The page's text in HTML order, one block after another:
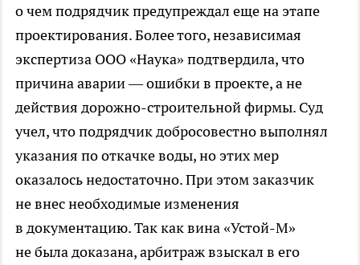
о чем подрядчик предупреждал еще на этапе
проектирования. Более того, независимая
экспертиза ООО «Наука» подтвердила, что
причина аварии — ошибки в проекте, а не
действия дорожно-строительной фирмы. Суд
учел, что подрядчик добросовестно выполнял
указания по откачке воды, но этих мер
оказалось недостаточно. При этом заказчик
не внес необходимые изменения
в документацию. Так как вина «Устой-М»
не была доказана, арбитраж взыскал в его